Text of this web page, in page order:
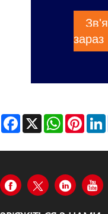
зараз
Facebook
X WhatsApp